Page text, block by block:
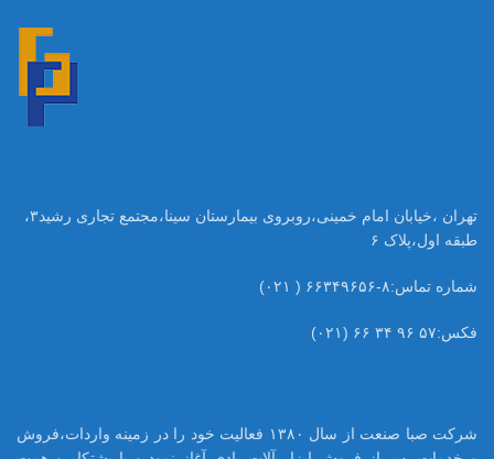
تهران ،خیابان امام خمینی،روبروی بیمارستان سینا،مجتمع تجاری رشید۳،
طبقه اول،پلاک ۶
شماره تماس:۸-۶۶۳۴۹۶۵۶ ( ۰۲۱)
فکس:۵۷ ۹۶ ۳۴ ۶۶ (۰۲۱)
شرکت صبا صنعت از سال ۱۳۸۰ فعالیت خود را در زمینه واردات،فروش